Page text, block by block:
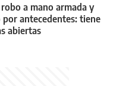
a mano armada y
por antecedentes: tiene
abiertas